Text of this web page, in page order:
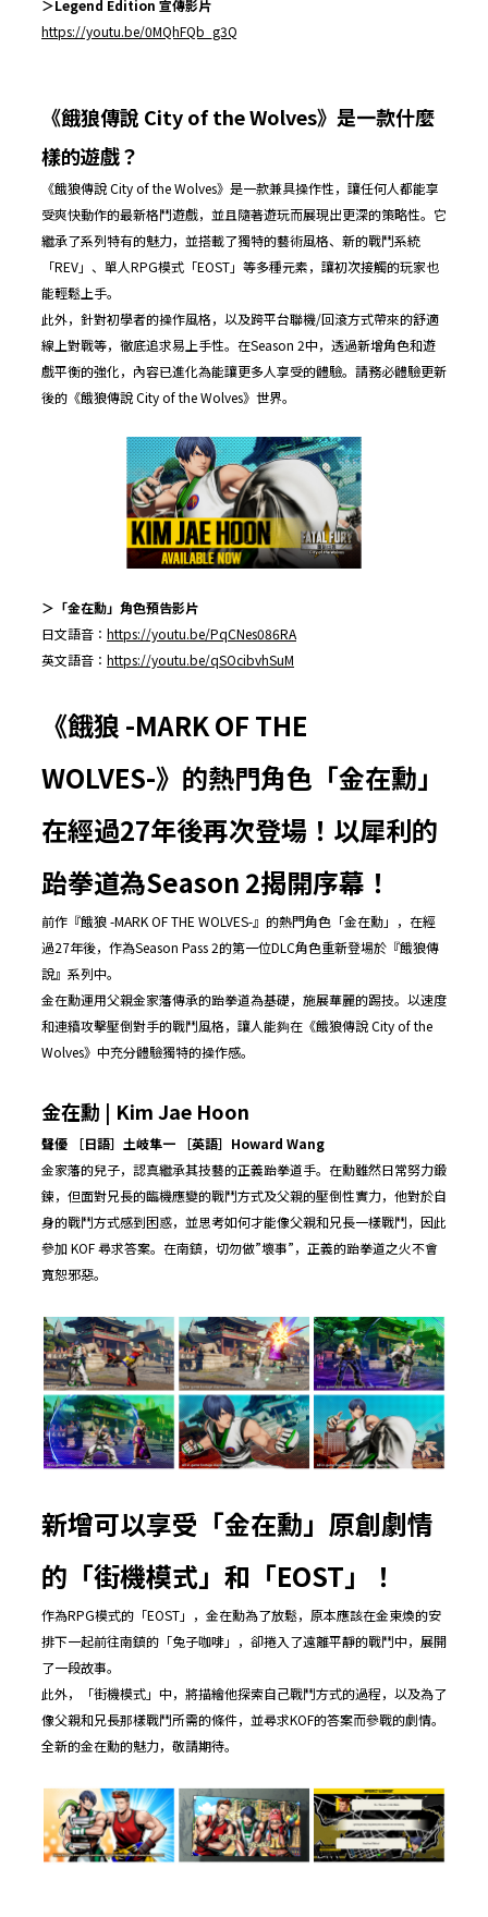
＞Legend Edition 宣傳影片
https://youtu.be/0MQhFQb_g3Q
《餓狼傳說 City of the Wolves》是一款什麼
樣的遊戲？
《餓狼傳說 City of the Wolves》是一款兼具操作性，讓任何人都能享
受爽快動作的最新格鬥遊戲，並且隨著遊玩而展現出更深的策略性。它
繼承了系列特有的魅力，並搭載了獨特的藝術風格、新的戰鬥系統
「REV」、單人RPG模式「EOST」等多種元素，讓初次接觸的玩家也
能輕鬆上手。
此外，針對初學者的操作風格，以及跨平台聯機/回滾方式帶來的舒適
線上對戰等，徹底追求易上手性。在Season 2中，透過新增角色和遊
戲平衡的強化，內容已進化為能讓更多人享受的體驗。請務必體驗更新
後的《餓狼傳說 City of the Wolves》世界。
＞「金在勳」角色預告影片
日文語音： https://youtu.be/PqCNes086RA
英文語音： https://youtu.be/qSOcibvhSuM
《餓狼 -MARK OF THE
WOLVES-》的熱門角色「金在勳」
在經過27年後再次登場！以犀利的
跆拳道為Season 2揭開序幕！
前作『餓狼 -MARK OF THE WOLVES-』的熱門角色「金在勳」，在經
過27年後，作為Season Pass 2的第一位DLC角色重新登場於『餓狼傳
說』系列中。
金在勳運用父親金家藩傳承的跆拳道為基礎，施展華麗的踢技。以速度
和連續攻擊壓倒對手的戰鬥風格，讓人能夠在《餓狼傳說 City of the
Wolves》中充分體驗獨特的操作感。
金在勳 | Kim Jae Hoon
聲優 ［日語］土岐隼一 ［英語］ Howard Wang
金家藩的兒子，認真繼承其技藝的正義跆拳道手。在勳雖然日常努力鍛
鍊，但面對兄長的臨機應變的戰鬥方式及父親的壓倒性實力，他對於自
身的戰鬥方式感到困惑，並思考如何才能像父親和兄長一樣戰鬥，因此
參加 KOF 尋求答案。在南鎮，切勿做”壞事”，正義的跆拳道之火不會
寬恕邪惡。
新增可以享受「金在勳」原創劇情
的「街機模式」和「EOST」！
作為RPG模式的「EOST」，金在勳為了放鬆，原本應該在金東煥的安
排下一起前往南鎮的「兔子咖啡」，卻捲入了遠離平靜的戰鬥中，展開
了一段故事。
此外，「街機模式」中，將描繪他探索自己戰鬥方式的過程，以及為了
像父親和兄長那樣戰鬥所需的條件，並尋求KOF的答案而參戰的劇情。
全新的金在勳的魅力，敬請期待。